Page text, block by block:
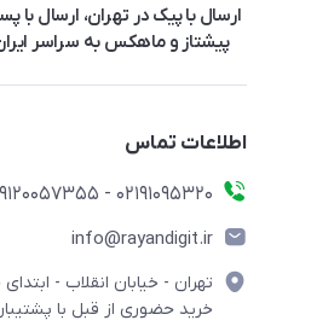
ارسال با پیک در تهران، ارسال با
پیشتاز و ماهکس به سراسر
اطلاعات تماس
۰۲۱91095320 - 09120057355 - 09915561288
info@rayandigit.ir
تهران - خیابان انقلاب -
خرید حضوری از قبل با